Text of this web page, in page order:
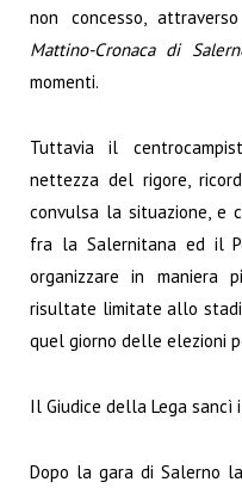
non concesso,
Mattino-Cronaca di
momenti.
Tuttavia il
nettezza del rigore,
convulsa la situazione,
fra la Salernitana ed il
organizzare in maniera
risultate limitate allo
quel giorno delle elezioni
Il Giudice della Lega
Dopo la gara di Salerno